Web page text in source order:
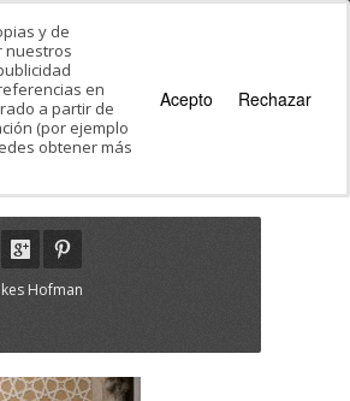
Hofman
y de
nuestros
en
a partir de
(por ejemplo
obtener más
Acepto Rechazar